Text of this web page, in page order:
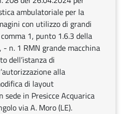
ambulatoriale per la
con utilizzo di grandi
1, punto 1.6.3 della
- n. 1 RMN grande macchina
dell’istanza di
alla
di layout
sede in Presicce Acquarica
via A. Moro (LE).